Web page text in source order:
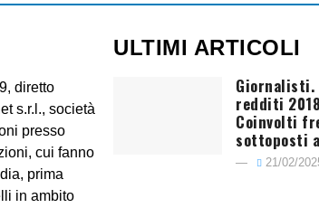
diretto
s.r.l., società
presso
cui fanno
prima
in ambito
ULTIMI ARTICOLI
Giornalisti.
redditi
Coinvolti
sottoposti a
21/02/